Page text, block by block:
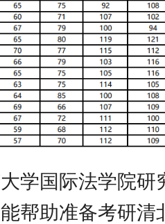
学国际法学院研
帮助准备考研清